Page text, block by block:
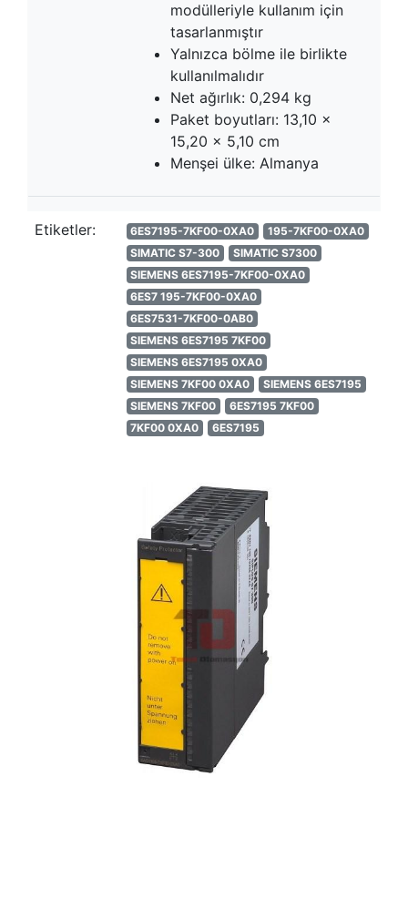
modülleriyle kullanım için
tasarlanmıştır
Yalnızca bölme ile birlikte
kullanılmalıdır
Net ağırlık: 0,294 kg
Paket boyutları: 13,10 x
15,20 x 5,10 cm
Menşei ülke: Almanya
Etiketler: 6ES7195-7KF00-0XA0
195-7KF00-0XA0
SIMATIC S7-300
SIMATIC S7300
SIEMENS 6ES7195-7KF00-0XA0
6ES7 195-7KF00-0XA0
6ES7531-7KF00-0AB0
SIEMENS 6ES7195 7KF00
SIEMENS 6ES7195 0XA0
SIEMENS 7KF00 0XA0
SIEMENS 6ES7195
SIEMENS 7KF00
6ES7195 7KF00
7KF00 0XA0
6ES7195